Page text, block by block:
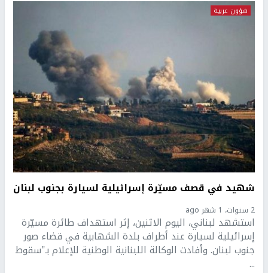
شؤون عربية
شهيد في قصف مسيّرة إسرائيلية لسيارة بجنوب لبنان
2 سنوات، 1 شهر ago
استشهد لبناني، اليوم الاثنين، إثر استهداف طائرة مسيّرة
إسرائيلية لسيارة عند أطراف بلدة الشهابية في قضاء صور
جنوب لبنان. وأفادت الوكالة اللبنانية الوطنية للإعلام بـ"سقوط
...